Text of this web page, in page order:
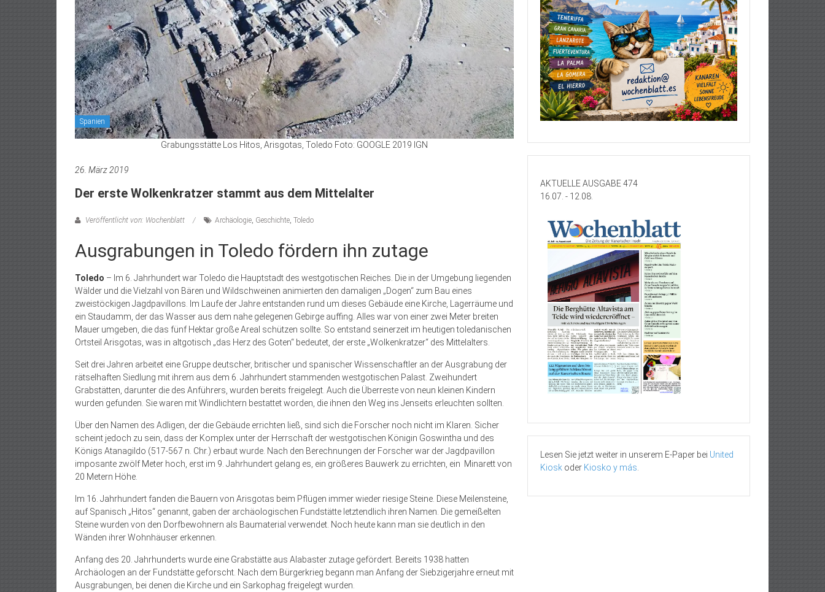
Spanien
Grabungsstätte Los Hitos, Arisgotas, Toledo Foto: GOOGLE 2019 IGN
26. März 2019
Der erste Wolkenkratzer stammt aus dem Mittelalter
Veröffentlicht von: Wochenblatt Archäologie, Geschichte, Toledo
Ausgrabungen in Toledo fördern ihn zutage
Toledo – Im 6. Jahrhundert war Toledo die Hauptstadt des westgotischen Reiches. Die in der Umgebung liegenden
Wälder und die Vielzahl von Bären und Wildschweinen animierten den damaligen „Dogen“ zum Bau eines
zweistöckigen Jagdpavillons. Im Laufe der Jahre entstanden rund um dieses Gebäude eine Kirche, Lagerräume und
ein Staudamm, der das Wasser aus dem nahe gelegenen Gebirge auffing. Alles war von einer zwei Meter breiten
Mauer umgeben, die das fünf Hektar große Areal schützen sollte. So entstand seinerzeit im heutigen toledanischen
Ortsteil Arisgotas, was in altgotisch „das Herz des Goten“ bedeutet, der erste „Wolkenkratzer“ des Mittelalters.
Seit drei Jahren arbeitet eine Gruppe deutscher, britischer und spanischer Wissenschaftler an der Ausgrabung der
rätselhaften Siedlung mit ihrem aus dem 6. Jahrhundert stammenden westgotischen Palast. Zweihundert
Grabstätten, darunter die des Anführers, wurden bereits freigelegt. Auch die Überreste von neun kleinen Kindern
wurden gefunden. Sie waren mit Windlichtern bestattet worden, die ihnen den Weg ins Jenseits erleuchten sollten.
Über den Namen des Adligen, der die Gebäude errichten ließ, sind sich die Forscher noch nicht im Klaren. Sicher
scheint jedoch zu sein, dass der Komplex unter der Herrschaft der westgotischen Königin Goswin­tha und des
Königs Atanagildo (517-567 n. Chr.) erbaut wurde. Nach den Berechnungen der Forscher war der Jagdpavillon
imposante zwölf Meter hoch, erst im 9. Jahrhundert gelang es, ein größeres Bauwerk zu errichten, ein Minarett von
20 Metern Höhe.
Im 16. Jahrhundert fanden die Bauern von Arisgotas beim Pflügen immer wieder riesige Steine. Diese Meilensteine,
auf Spanisch „Hitos“ genannt, gaben der archäologischen Fundstätte letztendlich ihren Namen. Die gemeißelten
Steine wurden von den Dorfbewohnern als Baumaterial verwendet. Noch heute kann man sie deutlich in den
Wänden ihrer Wohnhäuser erkennen.
Anfang des 20. Jahrhunderts wurde eine Grabstätte aus Alabaster zutage gefördert. Bereits 1938 hatten
Archäologen an der Fundstätte geforscht. Nach dem Bürgerkrieg begann man Anfang der Siebzigerjahre erneut mit
Ausgrabungen, bei denen die Kirche und ein Sarkophag freigelegt wurden.
AKTUELLE AUSGABE 474
16.07. - 12.08.
Lesen Sie jetzt weiter in unserem E-Paper bei United
Kiosk oder Kiosko y más